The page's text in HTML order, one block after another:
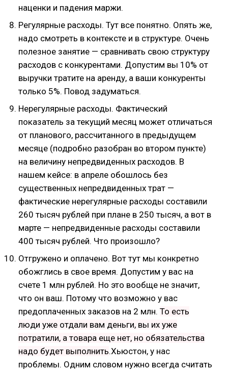
наценки и падения маржи.
Регулярные расходы. Тут все понятно. Опять же,
надо смотреть в контексте и в структуре. Очень
полезное занятие — сравнивать свою структуру
расходов с конкурентами. Допустим вы 10% от
выручки тратите на аренду, а ваши конкуренты
только 5%. Повод задуматься.
Нерегулярные расходы. Фактический
показатель за текущий месяц может отличаться
от планового, рассчитанного в предыдущем
месяце (подробно разобран во втором пункте)
на величину непредвиденных расходов. В
нашем кейсе: в апреле обошлось без
существенных непредвиденных трат —
фактические нерегулярные расходы составили
260 тысяч рублей при плане в 250 тысяч, а вот в
марте — непредвиденные расходы составили
400 тысяч рублей. Что произошло?
Отгружено и оплачено. Вот тут мы конкретно
обожглись в свое время. Допустим у вас на
счете 1 млн рублей. Но это вообще не значит,
что он ваш. Потому что возможно у вас
предоплаченных заказов на 2 млн. То есть
люди уже отдали вам деньги, вы их уже
потратили, а товара еще нет, но обязательства
надо будет выполнить.Хьюстон, у нас
проблемы. Одним словом нужно всегда считать